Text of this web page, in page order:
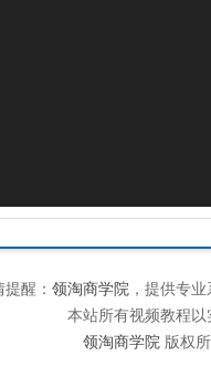
醒： 领淘商学院 ，提供专
本站所有视频教程以
领淘商学院 版权